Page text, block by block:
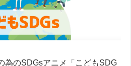
為のSDGsアニメ「こどもSDG